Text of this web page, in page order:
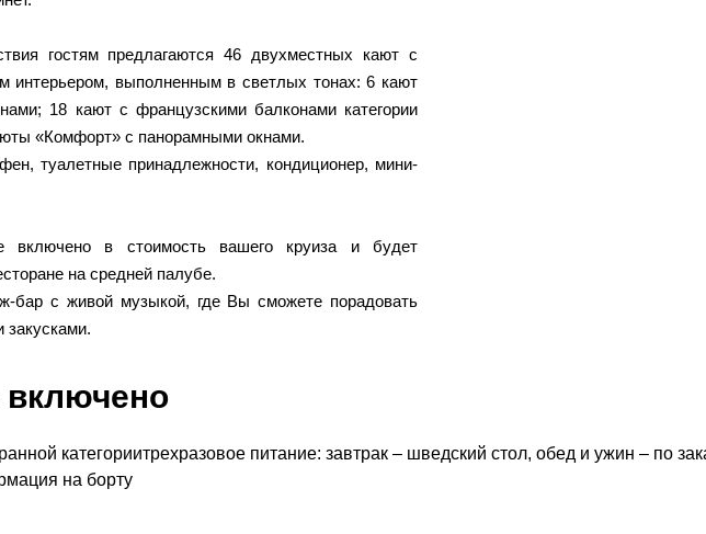
гостям предлагаются 46 двухместных кают с
интерьером, выполненным в светлых тонах: 6 кают
18 кают с французскими балконами категории
«Комфорт» с панорамными окнами.
туалетные принадлежности, кондиционер, мини-
включено в стоимость вашего круиза и будет
на средней палубе.
бар с живой музыкой, где Вы сможете порадовать
закусками.
включено
категориитрехразовое питание: завтрак – шведский стол, обед и ужин – по
на борту